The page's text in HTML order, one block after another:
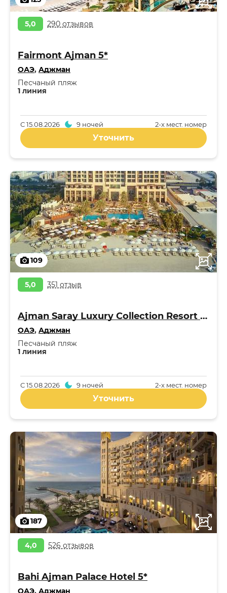
5,0 290 отзывов
Fairmont Ajman 5*
ОАЭ, Аджман
1 линия
Песчаный пляж
2-x мест. номер
С15.08.2026 9 ночей
Уточнить
109
5,0 351 отзыв
Ajman Saray Luxury Collection Resort 5*
ОАЭ, Аджман
1 линия
Песчаный пляж
2-x мест. номер
С15.08.2026 9 ночей
Уточнить
187
4,0 526 отзывов
Bahi Ajman Palace Hotel 5*
ОАЭ, Аджман